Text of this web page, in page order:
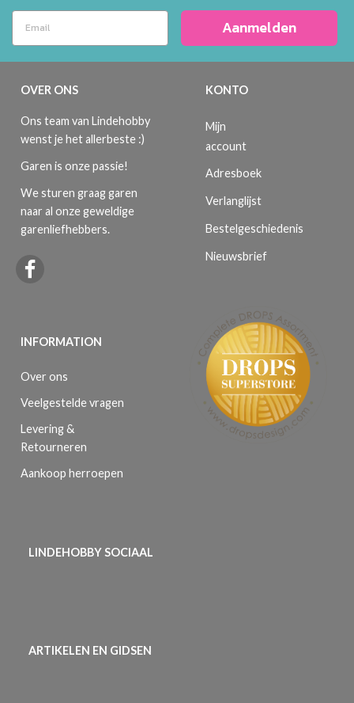
Aanmelden
OVER ONS
Ons team van Lindehobby
wenst je het allerbeste :)
Garen is onze passie!
We sturen graag garen
naar al onze geweldige
garenliefhebbers.
INFORMATION
Over ons
Veelgestelde vragen
Levering &
Retourneren
Aankoop herroepen
KONTO
Mijn
account
Adresboek
Verlanglijst
Bestelgeschiedenis
Nieuwsbrief
LINDEHOBBY SOCIAAL
ARTIKELEN EN GIDSEN